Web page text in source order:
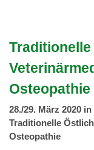
Osteopathie
28./29. März 2020
Traditionelle
Osteopathie